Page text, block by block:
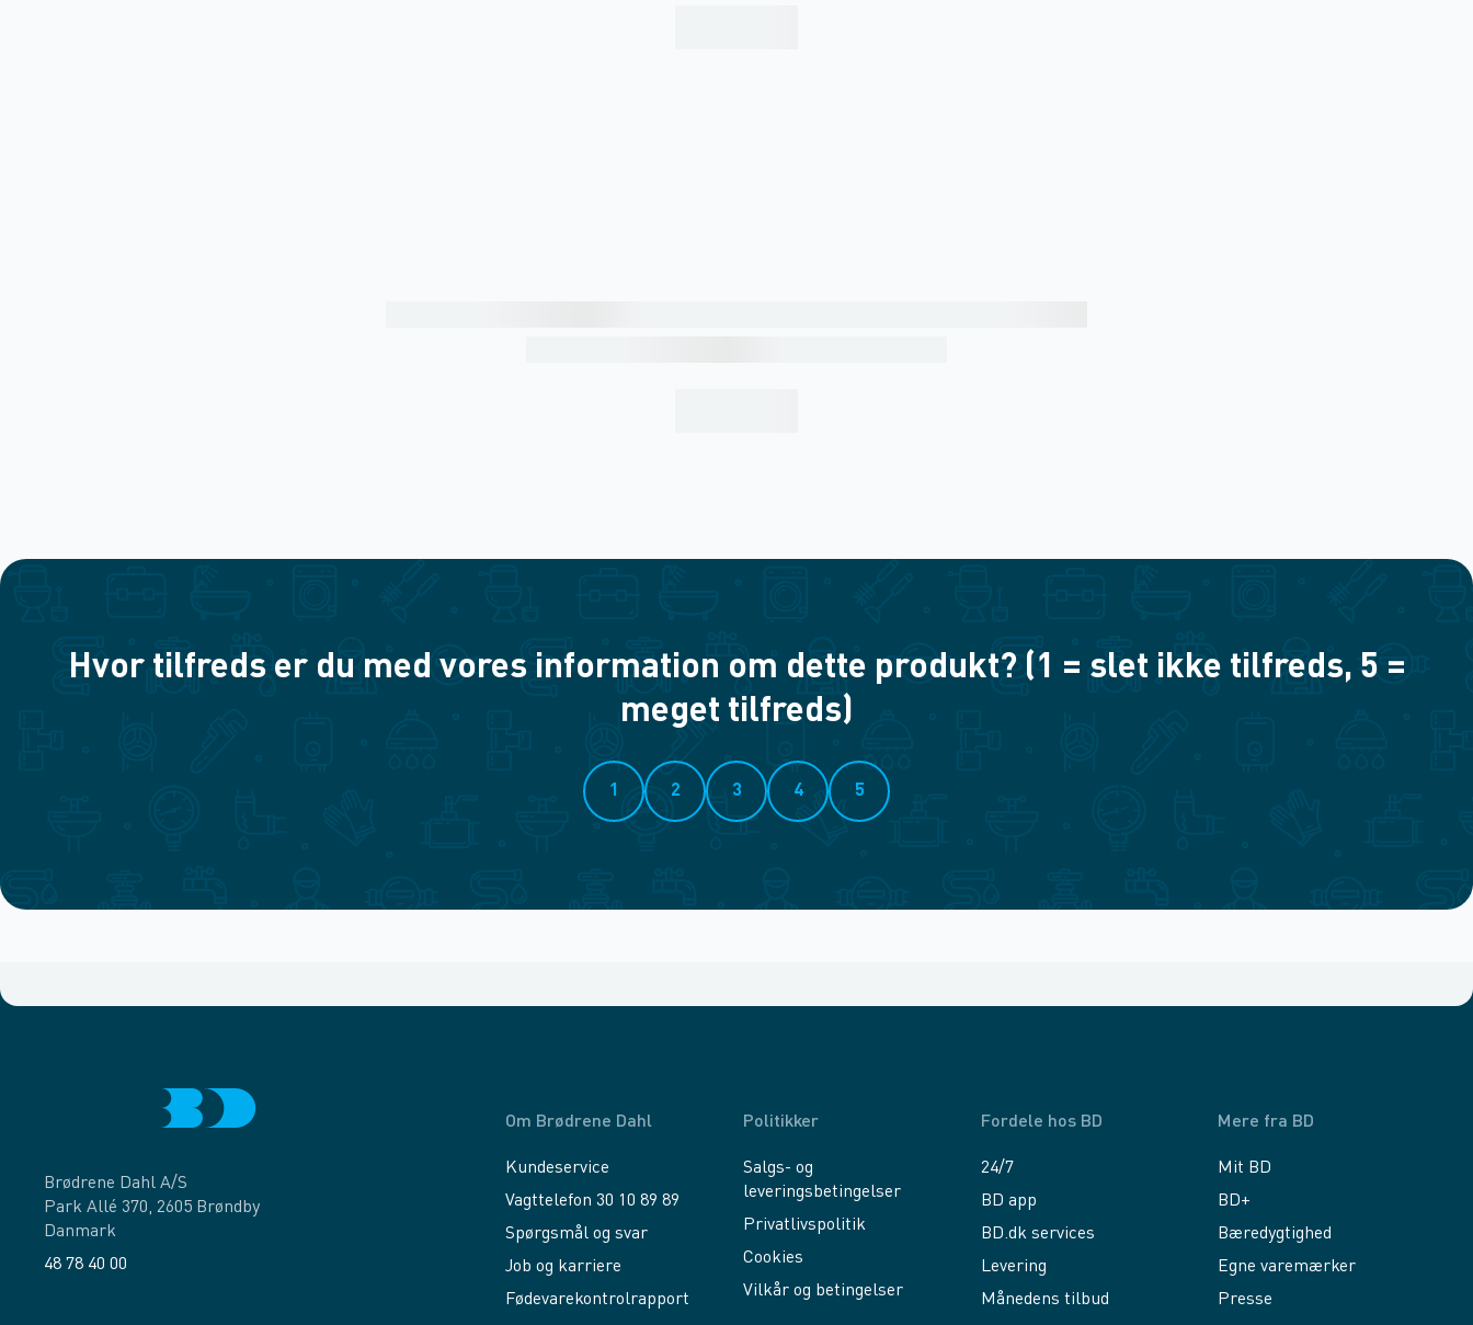
Hvor tilfreds er du med vores information om dette produkt? (1 = slet ikke tilfreds, 5 =
meget tilfreds)
1 2 3 4 5
Brødrene Dahl A/S
Park Allé 370, 2605 Brøndby
Danmark
48 78 40 00
Om Brødrene Dahl
Kundeservice
Vagttelefon 30 10 89 89
Spørgsmål og svar
Job og karriere
Fødevarekontrolrapport
Politikker
Salgs- og
leveringsbetingelser
Privatlivspolitik
Cookies
Vilkår og betingelser
Fordele hos BD
24/7
BD app
BD.dk services
Levering
Månedens tilbud
Mere fra BD
Mit BD
BD+
Bæredygtighed
Egne varemærker
Presse